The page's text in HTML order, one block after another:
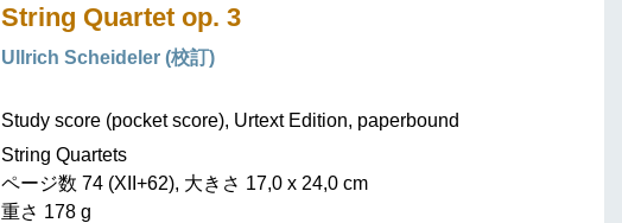
ギュンター・ヘンレ
友人たち
JOB OFFER
シェーンベルク 2024
セルゲイ・プロコフィエフ
ハイドン ピアノソナタ
学ぶ・教える
旅するHENLE
String Quartet op. 3
Ullrich Scheideler (校訂)
Study score (pocket score), Urtext Edition, paperbound
String Quartets
ページ数 74 (XII+62), 大きさ 17,0 x 24,0 cm
重さ 178 g